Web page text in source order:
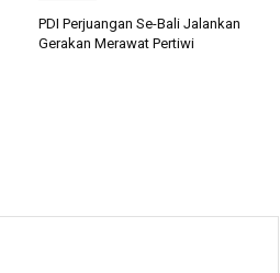
PDI Perjuangan Se-Bali Jalankan
Gerakan Merawat Pertiwi